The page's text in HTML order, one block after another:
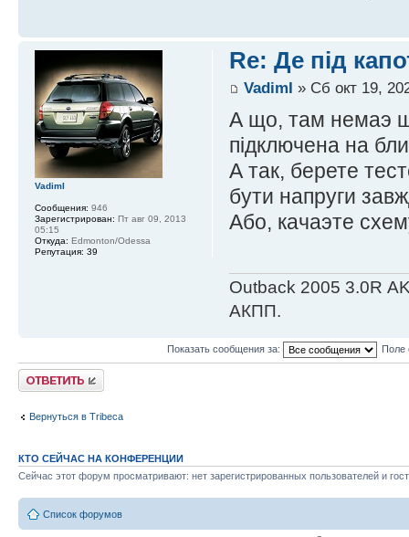
Re: Де під
VadimI » Сб окт 19,
А що, там немаэ
пiдключена на
А так, берете
бути напруги
Або, качаэте
Outback 2005 3.0R
АКПП.
VadimI
Сообщения: 946
Зарегистрирован: Пт авг 09, 2013
05:15
Откуда: Edmonton/Odessa
Репутация: 39
Показать сообщения за: Поле
Ответить
Вернуться в Tribeca
КТО СЕЙЧАС НА КОНФЕРЕНЦИИ
Сейчас этот форум просматривают: нет зарегистрированных пользователей и
Список форумов